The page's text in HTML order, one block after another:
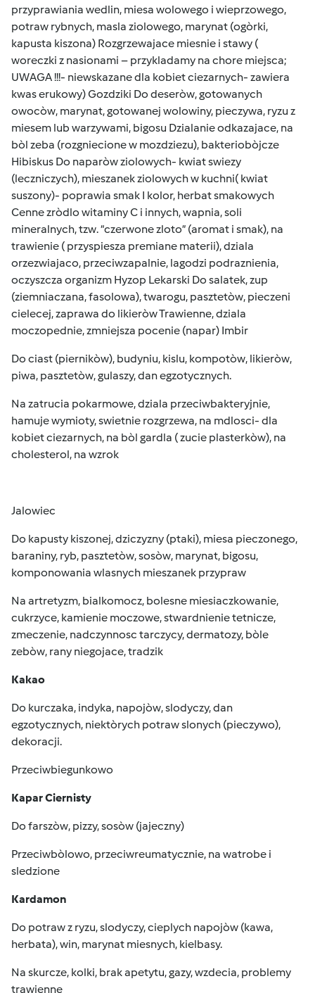
przyprawiania wedlin, miesa wolowego i wieprzowego,
potraw rybnych, masla ziolowego, marynat (ogòrki,
kapusta kiszona) Rozgrzewajace miesnie i stawy (
woreczki z nasionami – przykladamy na chore miejsca;
UWAGA !!!- niewskazane dla kobiet ciezarnych- zawiera
kwas erukowy) Gozdziki Do deseròw, gotowanych
owocòw, marynat, gotowanej wolowiny, pieczywa, ryzu z
miesem lub warzywami, bigosu Dzialanie odkazajace, na
bòl zeba (rozgniecione w mozdziezu), bakteriobòjcze
Hibiskus Do naparòw ziolowych- kwiat swiezy
(leczniczych), mieszanek ziolowych w kuchni( kwiat
suszony)- poprawia smak I kolor, herbat smakowych
Cenne zròdlo witaminy C i innych, wapnia, soli
mineralnych, tzw. “czerwone zloto” (aromat i smak), na
trawienie ( przyspiesza premiane materii), dziala
orzezwiajaco, przeciwzapalnie, lagodzi podraznienia,
oczyszcza organizm Hyzop Lekarski Do salatek, zup
(ziemniaczana, fasolowa), twarogu, pasztetòw, pieczeni
cielecej, zaprawa do likieròw Trawienne, dziala
moczopednie, zmniejsza pocenie (napar) Imbir
Do ciast (piernikòw), budyniu, kislu, kompotòw, likieròw,
piwa, pasztetòw, gulaszy, dan egzotycznych.
Na zatrucia pokarmowe, dziala przeciwbakteryjnie,
hamuje wymioty, swietnie rozgrzewa, na mdlosci- dla
kobiet ciezarnych, na bòl gardla ( zucie plasterkòw), na
cholesterol, na wzrok
Jalowiec
Do kapusty kiszonej, dziczyzny (ptaki), miesa pieczonego,
baraniny, ryb, pasztetòw, sosòw, marynat, bigosu,
komponowania wlasnych mieszanek przypraw
Na artretyzm, bialkomocz, bolesne miesiaczkowanie,
cukrzyce, kamienie moczowe, stwardnienie tetnicze,
zmeczenie, nadczynnosc tarczycy, dermatozy, bòle
zebòw, rany niegojace, tradzik
Kakao
Do kurczaka, indyka, napojòw, slodyczy, dan
egzotycznych, niektòrych potraw slonych (pieczywo),
dekoracji.
Przeciwbiegunkowo
Kapar Ciernisty
Do farszòw, pizzy, sosòw (jajeczny)
Przeciwbòlowo, przeciwreumatycznie, na watrobe i
sledzione
Kardamon
Do potraw z ryzu, slodyczy, cieplych napojòw (kawa,
herbata), win, marynat miesnych, kielbasy.
Na skurcze, kolki, brak apetytu, gazy, wzdecia, problemy
trawienne